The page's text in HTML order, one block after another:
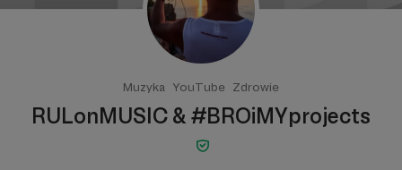
Muzyka YouTube Zdrowie
RULonMUSIC & #BROiMYprojects